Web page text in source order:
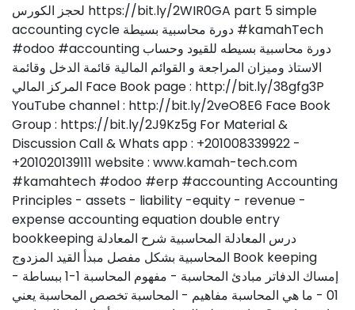
لحجز الكورس https://bit.ly/2WIR0GA part 5 simple
accounting cycle دورة محاسبية بسيطة #kamahTech
#odoo #accounting دورة محاسبية بسيطه للقيود وحساب
الاستاذ وميزان المراجعة و القوائم المالية قائمة الدخل وقائمة
المركز المالي Face Book page : http://bit.ly/38gfg3P
YouTube channel : http://bit.ly/2veO8E6 Face Book
Group : https://bit.ly/2J9Kz5g For Material &
Discussion Call & Whats app : +201008339922 -
+201020139111 website : www.kamah-tech.com
#kamahtech #odoo #erp #accounting Accounting
Principles - assets - liability -equity - revenue -
expense accounting equation double entry
bookkeeping درس المعادلة المحاسبية شرح المعادلة
المحاسبية بشكل مفصل مبدأ القيد المزدوج Book keeping
إمساك الدفاتر مبادئ المحاسبة - مفهوم المحاسبة 1-1 ببساطة -
01 - ما هي المحاسبة مفاهيم - المحاسبة تخصص المحاسبة يعني